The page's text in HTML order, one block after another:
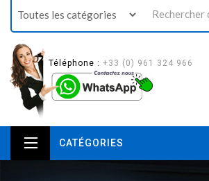
Téléphone : +33 (0) 961 324 966
CATÉGORIES